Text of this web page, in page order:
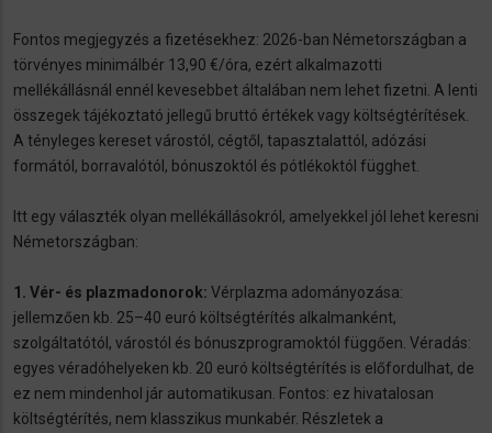
Fontos megjegyzés a fizetésekhez: 2026-ban Németországban a
törvényes minimálbér 13,90 €/óra, ezért alkalmazotti
mellékállásnál ennél kevesebbet általában nem lehet fizetni. A lenti
összegek tájékoztató jellegű bruttó értékek vagy költségtérítések.
A tényleges kereset várostól, cégtől, tapasztalattól, adózási
formától, borravalótól, bónuszoktól és pótlékoktól függhet.
Itt egy választék olyan mellékállásokról, amelyekkel jól lehet keresni
Németországban:
1. Vér- és plazmadonorok: Vérplazma adományozása:
jellemzően kb. 25–40 euró költségtérítés alkalmanként,
szolgáltatótól, várostól és bónuszprogramoktól függően. Véradás:
egyes véradóhelyeken kb. 20 euró költségtérítés is előfordulhat, de
ez nem mindenhol jár automatikusan. Fontos: ez hivatalosan
költségtérítés, nem klasszikus munkabér. Részletek a